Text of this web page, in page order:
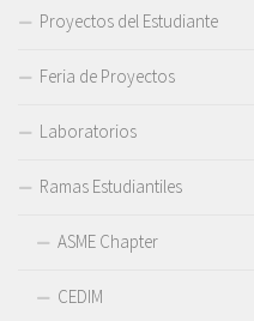
Proyectos del Estudiante
Feria de Proyectos
Laboratorios
Ramas Estudiantiles
ASME Chapter
CEDIM